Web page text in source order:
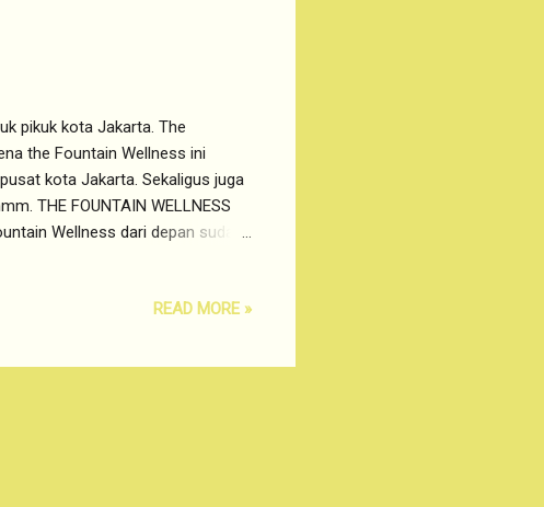
pikuk kota Jakarta. The
the Fountain Wellness ini
kota Jakarta. Sekaligus juga
THE FOUNTAIN WELLNESS
Wellness dari depan sudah
dipersilahkan untuk memilih oil
masing-masing wangi
READ MORE »